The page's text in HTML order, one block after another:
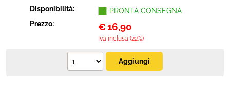
Disponibilità:
PRONTA CONSEGNA
Prezzo:
€16,90
Iva inclusa (22%)